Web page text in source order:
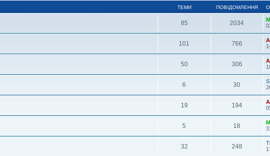
ТЕМИ ПОВІДОМЛЕННЯ
85 2034
101 766
50 306
6 30
19 194
5 18
32 248